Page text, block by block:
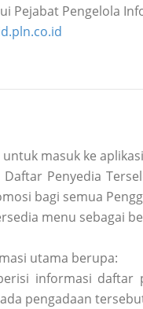
Pejabat Pengelola
masuk ke
Penyedia
bagi semua
menu sebagai
utama berupa:
informasi daftar
pengadaan